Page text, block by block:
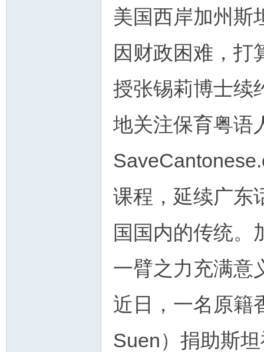
美国西岸加州斯
因财政困难，打
授张锡莉博士续
地关注保育粤语
课程，延续广东
国国内的传统。
一臂之力充满意
近日，一名原籍
Suen）捐助斯